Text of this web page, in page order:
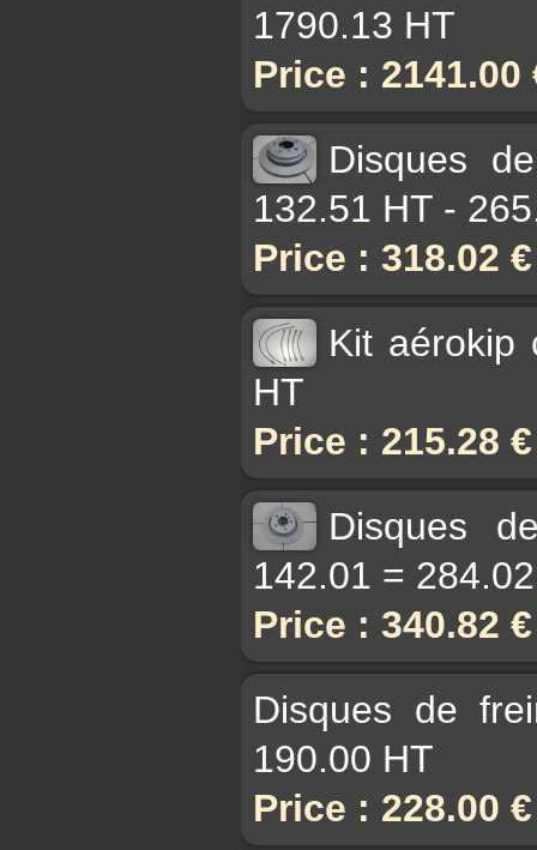
1790.13 HT
Price : 2141.00
Disques
132.51 HT -
Price : 318.02
Kit aérokip
HT
Price : 215.28
Disques
142.01 =
Price : 340.82
Disques de
190.00 HT
Price : 228.00